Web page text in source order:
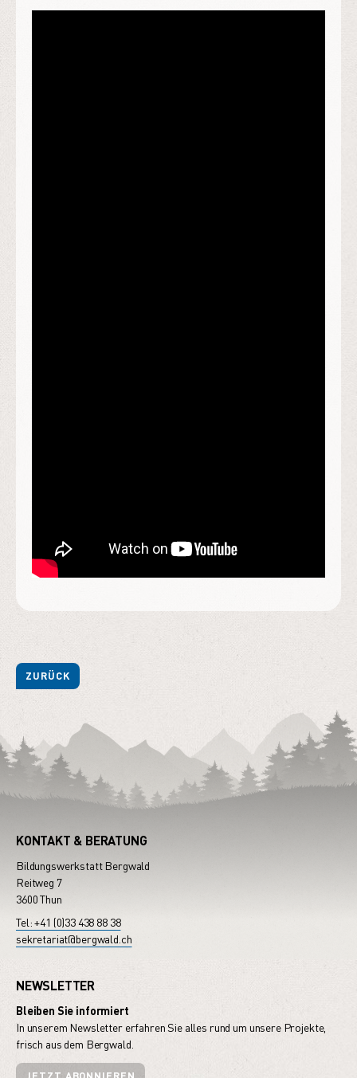
ZURÜCK
KONTAKT & BERATUNG
Bildungswerkstatt Bergwald
Reitweg 7
3600 Thun
Tel: +41 (0)33 438 88 38
sekretariat@bergwald.ch
NEWSLETTER
Bleiben Sie informiert
In unserem Newsletter erfahren Sie alles rund um unsere Projekte,
frisch aus dem Bergwald.